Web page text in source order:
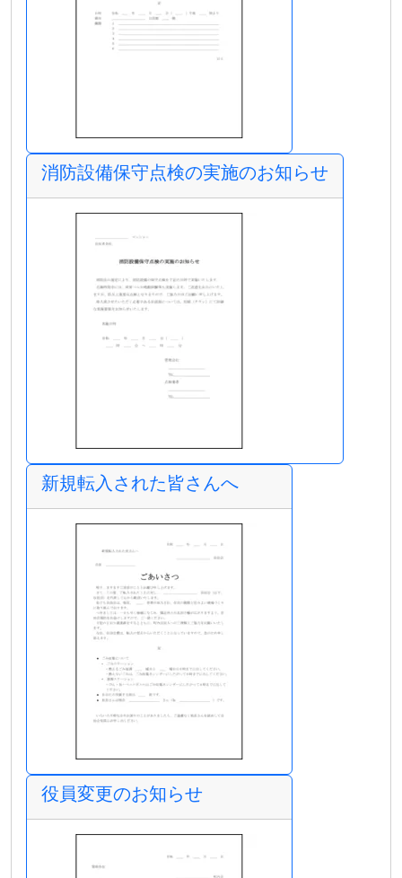
消防設備保守点検の実施のお知らせ
新規転入された皆さんへ
役員変更のお知らせ